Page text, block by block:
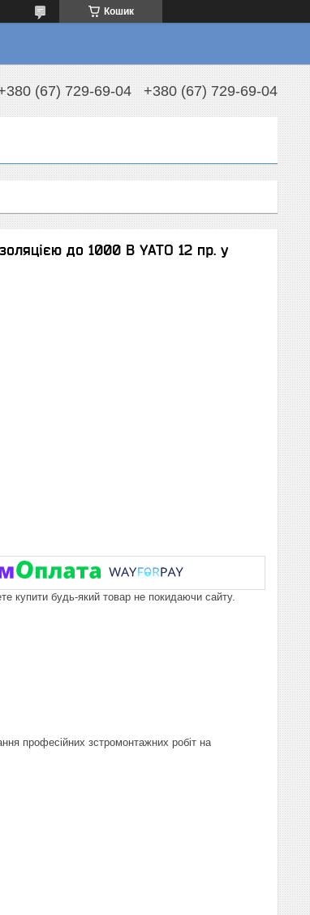
Кошик
(67) 729-69-04 +380 (67) 729-69-04
до 1000 В YATO 12 пр. у
купити будь-який товар не покидаючи сайту.
професійних зстромонтажних робіт на